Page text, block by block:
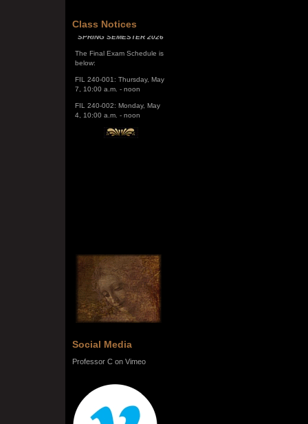
Class Notices
SPRING SEMESTER 2026
The Final Exam Schedule is
FIL 240-001: Thursday, May
FIL 240-002: Monday, May
Social Media
Professor C on Vimeo